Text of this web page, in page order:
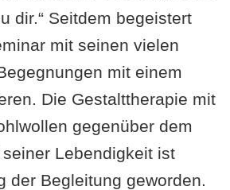
dir.“ Seitdem begeistert
mit seinen vielen
mit einem
Die Gestalttherapie mit
gegenüber dem
Lebendigkeit ist
der Begleitung geworden.